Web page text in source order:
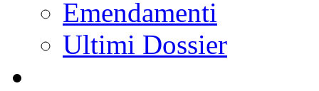
Emendamenti
Ultimi Dossier